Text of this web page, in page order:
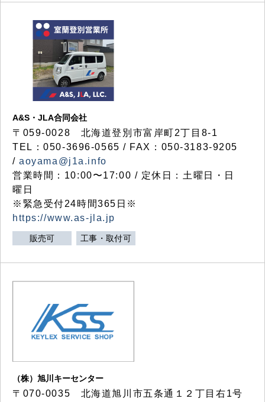
A&S・JLA合同会社
〒 059-0028 北海道登別市富岸町2丁目 8-1
TEL：050-3696-0565 / FAX：050-3183-9205
/aoyama@j1a.info
営業時間：10:00〜17:00 / 定休日：土曜日・日
曜日
※緊急受付24時間365日※
https://www.as-jla.jp
販売可 工事・取付可
（株）旭川キーセンター
〒070-0035 北海道旭川市五条通１２丁目右1号